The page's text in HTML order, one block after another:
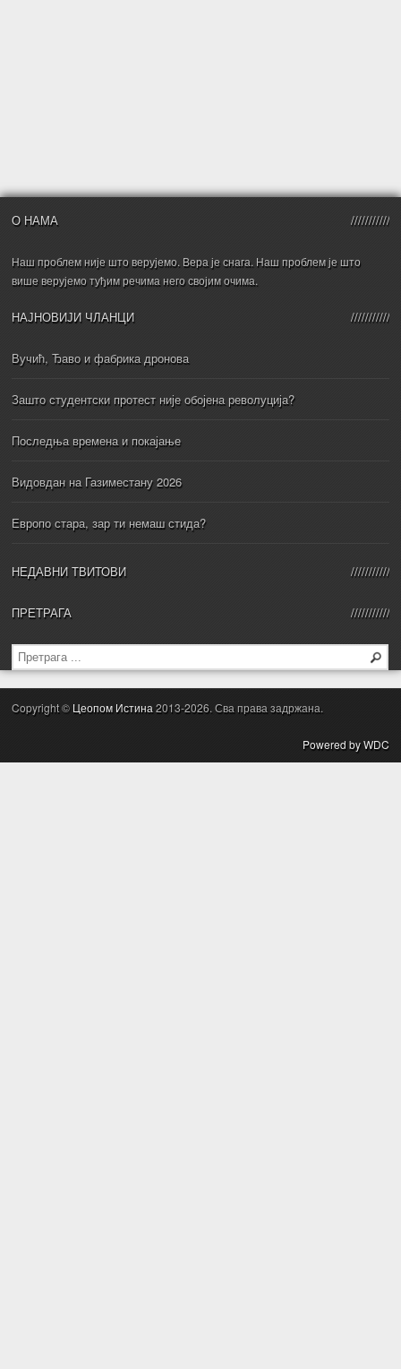
О НАМА
Наш проблем није што верујемо. Вера је снага. Наш проблем је што
више верујемо туђим речима него својим очима.
НАЈНОВИЈИ ЧЛАНЦИ
Вучић, Ђаво и фабрика дронова
Зашто студентски протест није обојена револуција?
Последња времена и покајање
Видовдан на Газиместану 2026
Европо стара, зар ти немаш стида?
НЕДАВНИ ТВИТОВИ
ПРЕТРАГА
Copyright © Цеопом Истина2013-2026. Сва права задржана.
Powered by WDC